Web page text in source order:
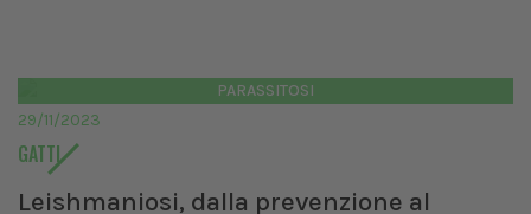
PARASSITOSI
29/11/2023
GATTI
Leishmaniosi, dalla prevenzione al